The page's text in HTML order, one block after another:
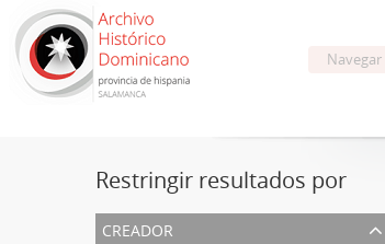
Navegar
Restringir resultados por
creador